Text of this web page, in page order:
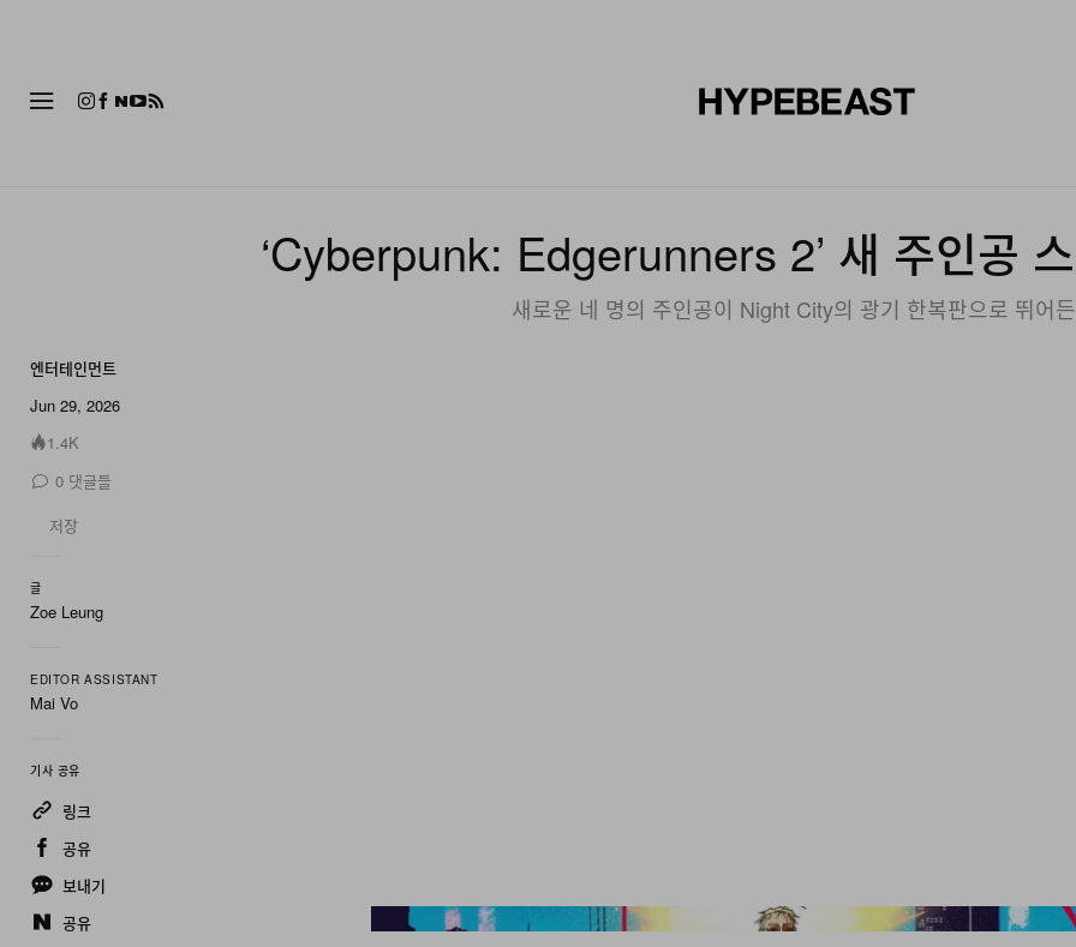
‘Cyberpunk: Edgerunners 2’ 새 주인공
새로운 네 명의 주인공이 Night City의 광기 한복판으로 뛰어
엔터테인먼트
Jun 29, 2026
1.4K
0 댓글들
저장
글
Zoe Leung
EDITOR ASSISTANT
Mai Vo
기사 공유
링크
공유
보내기
공유